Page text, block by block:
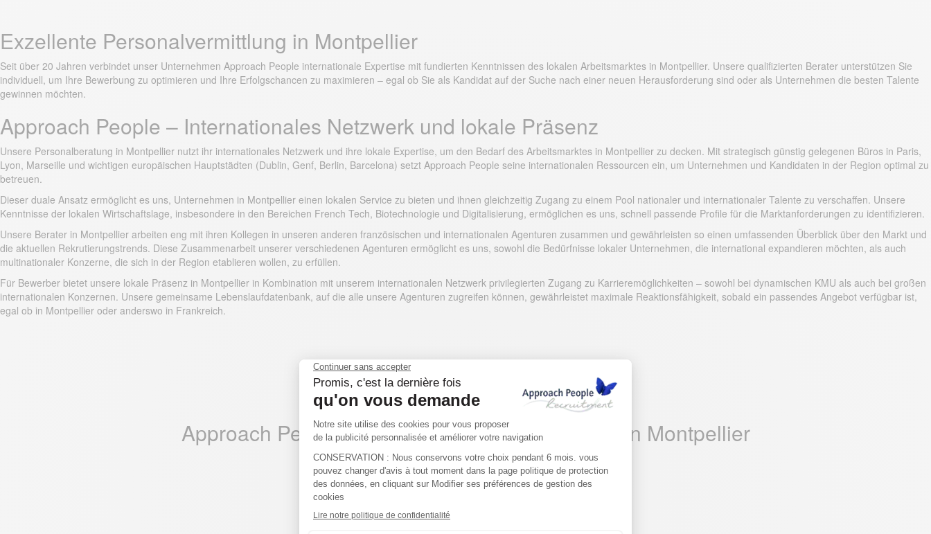
Exzellente Personalvermittlung in Montpellier
Seit über 20 Jahren verbindet unser Unternehmen Approach People internationale Expertise mit fundierten Kenntnissen des lokalen Arbeitsmarktes in Montpellier. Unsere qualifizierten Berater unterstützen Sie
individuell, um Ihre Bewerbung zu optimieren und Ihre Erfolgschancen zu maximieren – egal ob Sie als Kandidat auf der Suche nach einer neuen Herausforderung sind oder als Unternehmen die besten Talente
gewinnen möchten.
Approach People – Internationales Netzwerk und lokale Präsenz
Unsere Personalberatung in Montpellier nutzt ihr internationales Netzwerk und ihre lokale Expertise, um den Bedarf des Arbeitsmarktes in Montpellier zu decken. Mit strategisch günstig gelegenen Büros in Paris,
Lyon, Marseille und wichtigen europäischen Hauptstädten (Dublin, Genf, Berlin, Barcelona) setzt Approach People seine internationalen Ressourcen ein, um Unternehmen und Kandidaten in der Region optimal zu
betreuen.
Dieser duale Ansatz ermöglicht es uns, Unternehmen in Montpellier einen lokalen Service zu bieten und ihnen gleichzeitig Zugang zu einem Pool nationaler und internationaler Talente zu verschaffen. Unsere
Kenntnisse der lokalen Wirtschaftslage, insbesondere in den Bereichen French Tech, Biotechnologie und Digitalisierung, ermöglichen es uns, schnell passende Profile für die Marktanforderungen zu identifizieren.
Unsere Berater in Montpellier arbeiten eng mit ihren Kollegen in unseren anderen französischen und internationalen Agenturen zusammen und gewährleisten so einen umfassenden Überblick über den Markt und
die aktuellen Rekrutierungstrends. Diese Zusammenarbeit unserer verschiedenen Agenturen ermöglicht es uns, sowohl die Bedürfnisse lokaler Unternehmen, die international expandieren möchten, als auch
multinationaler Konzerne, die sich in der Region etablieren wollen, zu erfüllen.
Für Bewerber bietet unsere lokale Präsenz in Montpellier in Kombination mit unserem internationalen Netzwerk privilegierten Zugang zu Karrieremöglichkeiten – sowohl bei dynamischen KMU als auch bei großen
internationalen Konzernen. Unsere gemeinsame Lebenslaufdatenbank, auf die alle unsere Agenturen zugreifen können, gewährleistet maximale Reaktionsfähigkeit, sobald ein passendes Angebot verfügbar ist,
egal ob in Montpellier oder anderswo in Frankreich.
Approach People: Personalvermittlungsagentur in Montpellier